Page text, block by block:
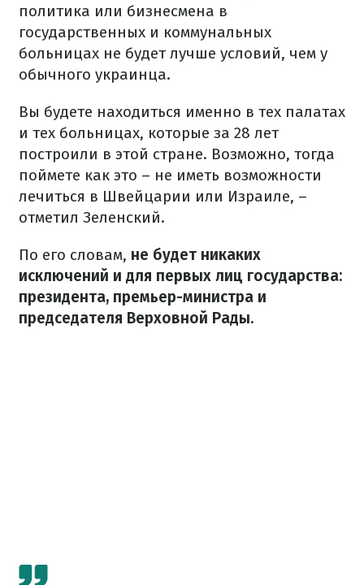
политика или бизнесмена в
государственных и коммунальных
больницах не будет лучше условий, чем у
обычного украинца.
Вы будете находиться именно в тех палатах
и тех больницах, которые за 28 лет
построили в этой стране. Возможно, тогда
поймете как это – не иметь возможности
лечиться в Швейцарии или Израиле, –
отметил Зеленский.
По его словам, не будет никаких
исключений и для первых лиц государства:
президента, премьер-министра и
председателя Верховной Рады.